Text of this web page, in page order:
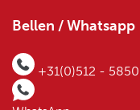
Bellen / Whatsapp
+31(0)512 -